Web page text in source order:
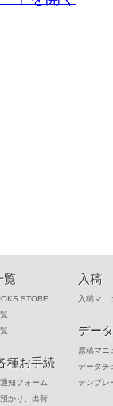
覧
STORE
種お手続
知フォーム
かり、出荷
入稿
入稿マニ
デー
原稿マニ
データチ
テンプレ